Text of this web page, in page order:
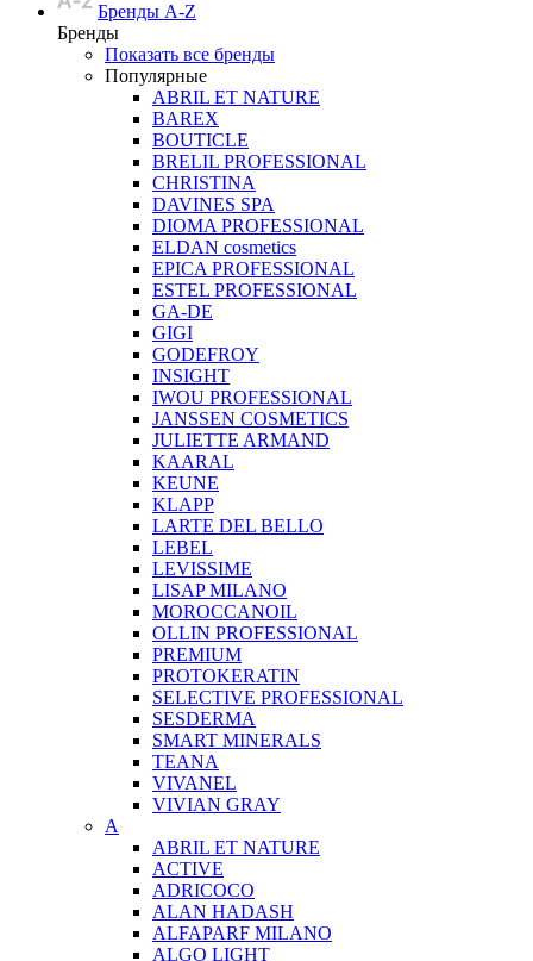
Бренды A-Z
Бренды
Показать все бренды
Популярные
ABRIL ET NATURE
BAREX
BOUTICLE
BRELIL PROFESSIONAL
CHRISTINA
DAVINES SPA
DIOMA PROFESSIONAL
ELDAN cosmetics
EPICA PROFESSIONAL
ESTEL PROFESSIONAL
GA-DE
GIGI
GODEFROY
INSIGHT
IWOU PROFESSIONAL
JANSSEN COSMETICS
JULIETTE ARMAND
KAARAL
KEUNE
KLAPP
LARTE DEL BELLO
LEBEL
LEVISSIME
LISAP MILANO
MOROCCANOIL
OLLIN PROFESSIONAL
PREMIUM
PROTOKERATIN
SELECTIVE PROFESSIONAL
SESDERMA
SMART MINERALS
TEANA
VIVANEL
VIVIAN GRAY
A
ABRIL ET NATURE
ACTIVE
ADRICOCO
ALAN HADASH
ALFAPARF MILANO
ALGO LIGHT